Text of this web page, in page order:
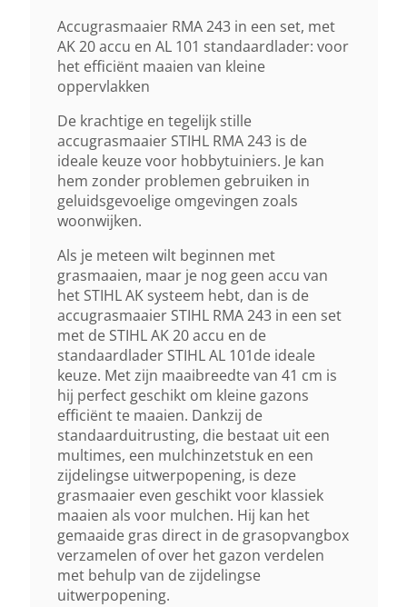
Accugrasmaaier RMA 243 in een set, met
AK 20 accu en AL 101 standaardlader: voor
het efficiënt maaien van kleine
oppervlakken
De krachtige en tegelijk stille
accugrasmaaier STIHL RMA 243 is de
ideale keuze voor hobbytuiniers. Je kan
hem zonder problemen gebruiken in
geluidsgevoelige omgevingen zoals
woonwijken.
Als je meteen wilt beginnen met
grasmaaien, maar je nog geen accu van
het STIHL AK systeem hebt, dan is de
accugrasmaaier STIHL RMA 243 in een set
met de STIHL AK 20 accu en de
standaardlader STIHL AL 101de ideale
keuze. Met zijn maaibreedte van 41 cm is
hij perfect geschikt om kleine gazons
efficiënt te maaien. Dankzij de
standaarduitrusting, die bestaat uit een
multimes, een mulchinzetstuk en een
zijdelingse uitwerpopening, is deze
grasmaaier even geschikt voor klassiek
maaien als voor mulchen. Hij kan het
gemaaide gras direct in de grasopvangbox
verzamelen of over het gazon verdelen
met behulp van de zijdelingse
uitwerpopening.
Lithium-Ion
Geluidsverm. Niveau Lwa
Maaihoogte Instelling
Centraal, 7 Standen, 20–100 Mm
52 Liter
Mulchkit
Ja Incl.
Wielaandrijving
Nee
Maaihuis
Plaatstaal
Neerklapbare Stuurboom
Ja Comfortstuur